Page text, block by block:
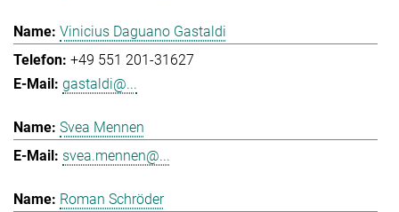
Vinicius Daguano Gastaldi
+49 551 201-31627
gastaldi@...
Svea Mennen
svea.mennen@...
Roman Schröder